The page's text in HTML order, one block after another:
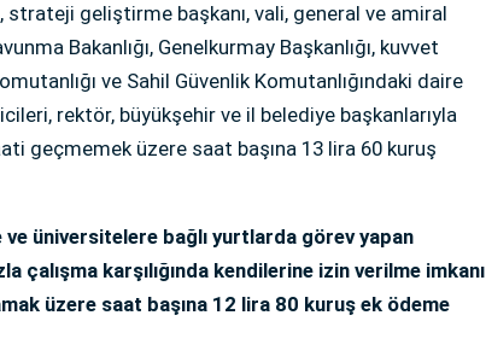
geliştirme başkanı, vali, general ve amiral
Bakanlığı, Genelkurmay Başkanlığı, kuvvet
ve Sahil Güvenlik Komutanlığındaki daire
rektör, büyükşehir ve il belediye başkanlarıyla
geçmemek üzere saat başına 13 lira 60 kuruş
üniversitelere bağlı yurtlarda görev yapan
karşılığında kendilerine izin verilme imkanı
üzere saat başına 12 lira 80 kuruş ek ödeme